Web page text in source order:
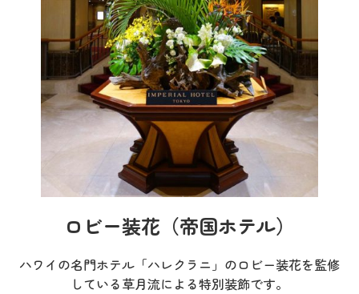
ロビー装花（帝国ホテル）
ハワイの名門ホテル「ハレクラニ」のロビー装花を監修
している草月流による特別装飾です。